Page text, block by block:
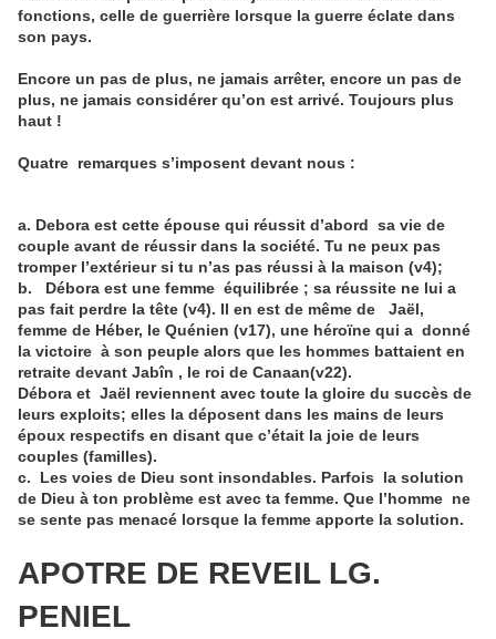
fonctions, celle de guerrière lorsque la guerre éclate dans
son pays.
Encore un pas de plus, ne jamais arrêter, encore un pas de
plus, ne jamais considérer qu’on est arrivé. Toujours plus
haut !
Quatre remarques s’imposent devant nous :
a. Debora est cette épouse qui réussit d’abord sa vie de
couple avant de réussir dans la société. Tu ne peux pas
tromper l’extérieur si tu n’as pas réussi à la maison (v4);
b. Débora est une femme équilibrée ; sa réussite ne lui a
pas fait perdre la tête (v4). Il en est de même de Jaël,
femme de Héber, le Quénien (v17), une héroïne qui a donné
la victoire à son peuple alors que les hommes battaient en
retraite devant Jabîn , le roi de Canaan(v22).
Débora et Jaël reviennent avec toute la gloire du succès de
leurs exploits; elles la déposent dans les mains de leurs
époux respectifs en disant que c’était la joie de leurs
couples (familles).
c. Les voies de Dieu sont insondables. Parfois la solution
de Dieu à ton problème est avec ta femme. Que l’homme ne
se sente pas menacé lorsque la femme apporte la solution.
APOTRE DE REVEIL LG.
PENIEL